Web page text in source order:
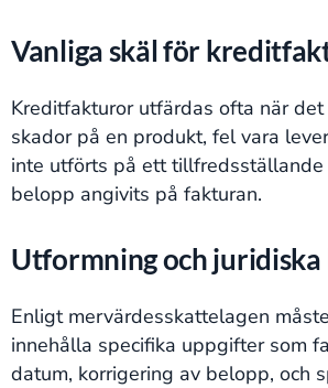
Vanliga skäl för
Kreditfakturor utfärdas ofta när
skador på en produkt, fel vara
inte utförts på ett
belopp angivits på fakturan​​.
Utformning och
Enligt mervärdesskattelagen
innehålla specifika uppgifter som
datum, korrigering av belopp, och